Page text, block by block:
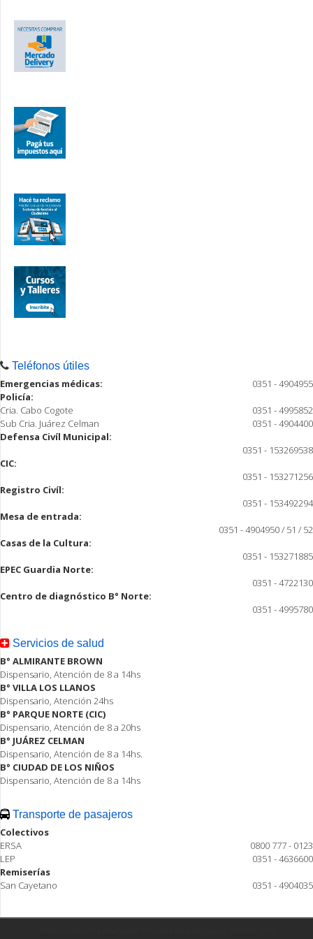
Teléfonos útiles
Emergencias médicas:
0351 - 4904955
Policía:
Cria. Cabo Cogote
0351 - 4995852
Sub Cria. Juárez Celman
0351 - 4904400
Defensa Civíl Municipal:
0351 - 153269538
CIC:
0351 - 153271256
Registro Civíl:
0351 - 153492294
Mesa de entrada:
0351 - 4904950 / 51 / 52
Casas de la Cultura:
0351 - 153271885
EPEC Guardia Norte:
0351 - 4722130
Centro de diagnóstico B° Norte:
0351 - 4995780
Servicios de salud
B° ALMIRANTE BROWN
Dispensario, Atención de 8 a 14hs
B° VILLA LOS LLANOS
Dispensario, Atención 24hs
B° PARQUE NORTE (CIC)
Dispensario, Atención de 8 a 20hs
B° JUÁREZ CELMAN
Dispensario, Atención de 8 a 14hs.
B° CIUDAD DE LOS NIÑOS
Dispensario, Atención de 8 a 14hs
Transporte de pasajeros
Colectivos
ERSA
0800 777 - 0123
LEP
0351 - 4636600
Remiserías
San Cayetano
0351 - 4904035